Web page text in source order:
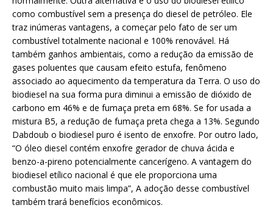
como combustível sem a presença do diesel de petróleo. Ele
traz inúmeras vantagens, a começar pelo fato de ser um
combustível totalmente nacional e 100% renovável. Há
também ganhos ambientais, como a redução da emissão de
gases poluentes que causam efeito estufa, fenômeno
associado ao aquecimento da temperatura da Terra. O uso do
biodiesel na sua forma pura diminui a emissão de dióxido de
carbono em 46% e de fumaça preta em 68%. Se for usada a
mistura B5, a redução de fumaça preta chega a 13%. Segundo
Dabdoub o biodiesel puro é isento de enxofre. Por outro lado,
“O óleo diesel contém enxofre gerador de chuva ácida e
benzo-a-pireno potencialmente cancerígeno. A vantagem do
biodiesel etílico nacional é que ele proporciona uma
combustão muito mais limpa”, A adoção desse combustível
também trará benefícios econômicos.